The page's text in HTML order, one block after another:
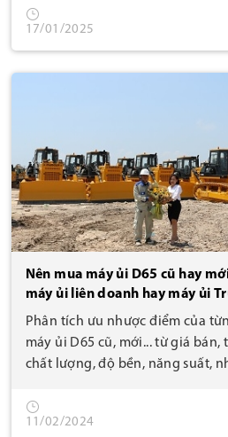
17/01/2025
Nên mua máy ủi D65 cũ hay
máy ủi liên doanh hay máy ủi
Phân tích ưu nhược điểm của
máy ủi D65 cũ, mới... từ giá bán,
chất lượng, độ bền, năng suất,
phụ tùng, sửa chữa, chi phí,
11/02/2024